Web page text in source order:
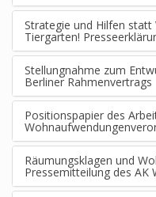
Strategie und Hilfen statt
Tiergarten!
Stellungnahme zum
Berliner Rahmenvertrags
Positionspapier des
Räumungsklagen und
Pressemitteilung des AK